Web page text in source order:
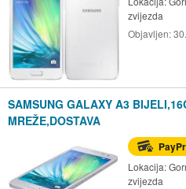
zvijezda
Objavljen:
SAMSUNG GALAXY A3
MREŽE,DOSTAVA
Lokacija:
zvijezda